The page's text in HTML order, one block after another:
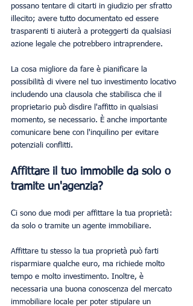
possano tentare di citarti in giudizio per sfratto
illecito; avere tutto documentato ed essere
trasparenti ti aiuterà a proteggerti da qualsiasi
azione legale che potrebbero intraprendere.
La cosa migliore da fare è pianificare la
possibilità di vivere nel tuo investimento locativo
includendo una clausola che stabilisca che il
proprietario può disdire l'affitto in qualsiasi
momento, se necessario. È anche importante
comunicare bene con l'inquilino per evitare
potenziali conflitti.
Affittare il tuo immobile da solo o
tramite un'agenzia?
Ci sono due modi per affittare la tua proprietà:
da solo o tramite un agente immobiliare.
Affittare tu stesso la tua proprietà può farti
risparmiare qualche euro, ma richiede molto
tempo e molto investimento. Inoltre, è
necessaria una buona conoscenza del mercato
immobiliare locale per poter stipulare un